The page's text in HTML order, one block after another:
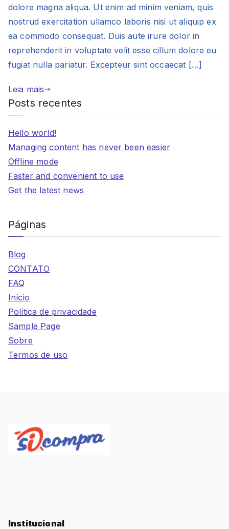
dolore magna aliqua. Ut enim ad minim veniam, quis
nostrud exercitation ullamco laboris nisi ut aliquip ex
ea commodo consequat. Duis aute irure dolor in
reprehenderit in voluptate velit esse cillum dolore eu
fugiat nulla pariatur. Excepteur sint occaecat […]
Leia mais
Posts recentes
Hello world!
Managing content has never been easier
Offline mode
Faster and convenient to use
Get the latest news
Páginas
Blog
CONTATO
FAQ
Início
Política de privacidade
Sample Page
Sobre
Termos de uso
Institucional